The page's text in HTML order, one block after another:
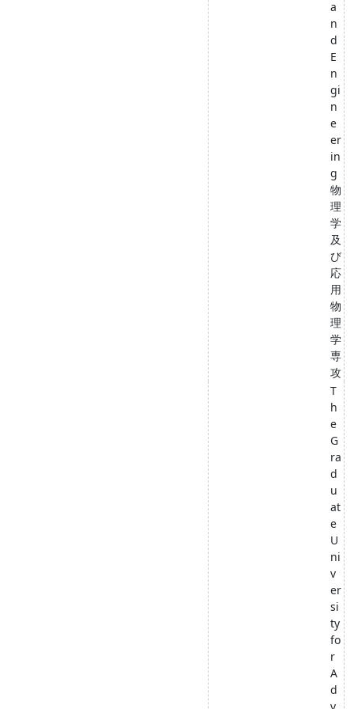
a
n
d
E
n
gi
n
e
er
in
g
物
理
学
及
び
応
用
物
理
学
専
攻
T
h
e
G
ra
d
u
at
e
U
ni
v
er
si
ty
fo
r
A
d